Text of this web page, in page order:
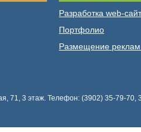
Разработка web-
Портфолио
Размещение
71, 3 этаж. Телефон: (3902) 35-79-